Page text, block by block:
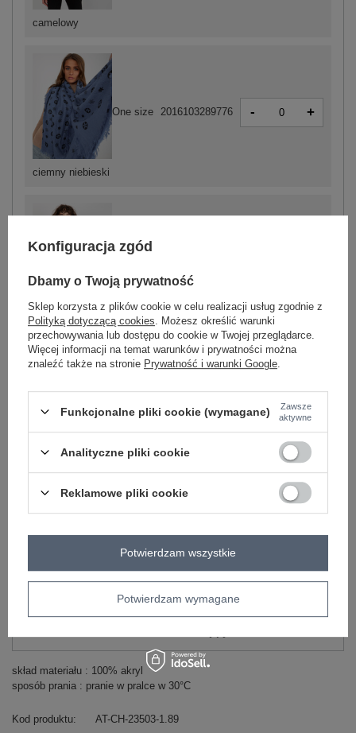
ciemny niebieski
One size 2016103289776 - +
różowy
ciemny szary
One size 2016103289684 - +
camelowy
Zobacz wszystkie kolory (+7)
ZALOGUJ SIĘ I ZOBACZ CENĘ
skład materiału : 100% akryl
sposób prania : pranie w pralce w 30°C
Kod produktu
AT-CH-23503-1.89
Konfiguracja zgód
Dbamy o Twoją prywatność
Sklep korzysta z plików cookie w celu realizacji usług zgodnie z
Polityką dotyczącą cookies . Możesz określić warunki
przechowywania lub dostępu do cookie w Twojej przeglądarce.
Więcej informacji na temat warunków i prywatności można
znaleźć także na stronie Prywatność i warunki Google
Funkcjonalne pliki cookie (wymagane)
Zawsze
aktywne
Analityczne pliki cookie
Reklamowe pliki cookie
Potwierdzam wymagane
Potwierdzam wszystkie